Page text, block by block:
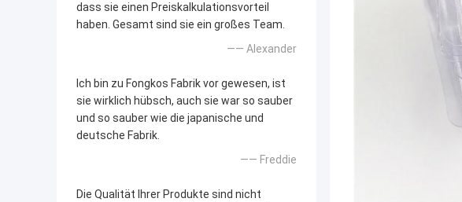
dass sie einen Preiskalkulationsvorteil
haben. Gesamt sind sie ein großes Team.
—— Alexander
Ich bin zu Fongkos Fabrik vor gewesen, ist
sie wirklich hübsch, auch sie war so sauber
und so sauber wie die japanische und
deutsche Fabrik.
—— Freddie
Die Qualität Ihrer Produkte sind nicht